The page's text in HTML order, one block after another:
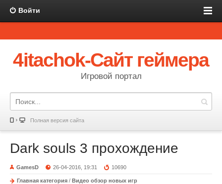
Войти
4itachok-Сайт геймера
Игровой портал
Полная версия сайта
Dark souls 3 прохождение
GamesD 26-04-2016, 19:31 10690
Главная категория / Видео обзор новых игр